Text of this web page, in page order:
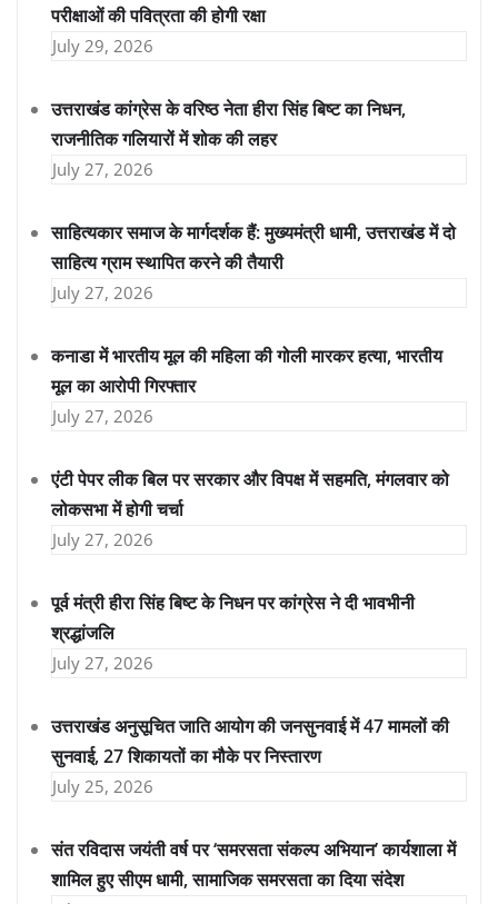
परीक्षाओं की पवित्रता की होगी रक्षा
July 29, 2026
उत्तराखंड कांग्रेस के वरिष्ठ नेता हीरा सिंह बिष्ट का निधन,
राजनीतिक गलियारों में शोक की लहर
July 27, 2026
साहित्यकार समाज के मार्गदर्शक हैं: मुख्यमंत्री धामी, उत्तराखंड में दो
साहित्य ग्राम स्थापित करने की तैयारी
July 27, 2026
कनाडा में भारतीय मूल की महिला की गोली मारकर हत्या, भारतीय
मूल का आरोपी गिरफ्तार
July 27, 2026
एंटी पेपर लीक बिल पर सरकार और विपक्ष में सहमति, मंगलवार को
लोकसभा में होगी चर्चा
July 27, 2026
पूर्व मंत्री हीरा सिंह बिष्ट के निधन पर कांग्रेस ने दी भावभीनी
श्रद्धांजलि
July 27, 2026
उत्तराखंड अनुसूचित जाति आयोग की जनसुनवाई में 47 मामलों की
सुनवाई, 27 शिकायतों का मौके पर निस्तारण
July 25, 2026
संत रविदास जयंती वर्ष पर ‘समरसता संकल्प अभियान’ कार्यशाला में
शामिल हुए सीएम धामी, सामाजिक समरसता का दिया संदेश